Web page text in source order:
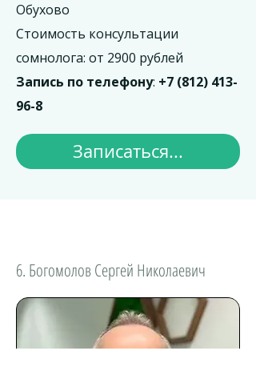
Обухово
Стоимость консультации
сомнолога: от 2900 рублей
Запись по телефону: +7 (812) 413-
96-8
Записаться...
6. Богомолов Сергей Николаевич